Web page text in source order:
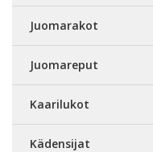
Juomarakot
Juomareput
Kaarilukot
Kädensijat